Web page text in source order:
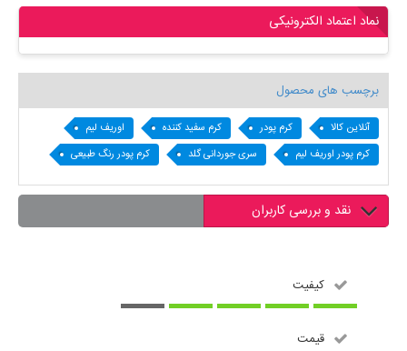
نماد اعتماد الکترونیکی
برچسب های محصول
آنلاین کالا کرم پودر کرم سفید کننده
اوریف لیم
کرم پودر اوریف لیم
سری جوردانی گلد کرم پودر رنگ طبیعی
نقد و بررسی کاربران
کیفیت
قیمت